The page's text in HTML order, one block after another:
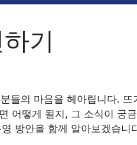
기
들의 마음을 헤아립니다. 뜨
어떻게 될지, 그 소식이 궁
방안을 함께 알아보겠습니